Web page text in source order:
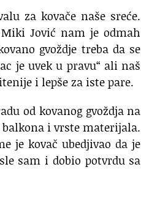
za kovače naše sreće.
Jović nam je odmah
gvoždje treba da se
je uvek u pravu“ ali naš
i lepše za iste pare.
od kovanog gvoždja na
i vrste materijala.
je kovač ubedjivao da je
sam i dobio potvrdu sa